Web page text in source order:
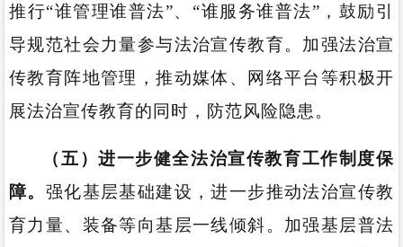
推行“谁管理谁普法”、“谁服务谁普法”，鼓励引
导规范社会力量参与法治宣传教育。加强法治宣
传教育阵地管理，推动媒体、网络平台等积极开
展法治宣传教育的同时，防范风险隐患。
（五）进一步健全法治宣传教育工作制度保
障。 强化基层基础建设，进一步推动法治宣传教
育力量、装备等向基层一线倾斜。加强基层普法